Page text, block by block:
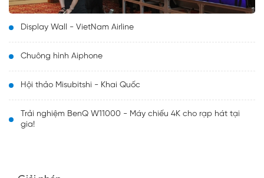
Display Wall - VietNam Airline
Chuông hình Aiphone
Hội thảo Misubitshi - Khai Quốc
Trải nghiệm BenQ W11000 - Máy chiếu 4K cho rạp hát tại
gia!